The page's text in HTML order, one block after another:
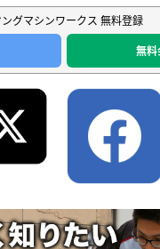
グマシンワークス 無料登録
無料